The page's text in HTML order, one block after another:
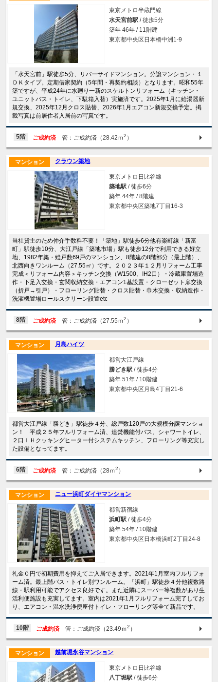
東京メトロ半蔵門線
水天宮前駅 / 徒歩5分
築年 46年 / 11階建
東京都中央区日本橋中洲1-9
「水天宮前」駅徒歩5分、リバーサイドマンション。分譲マンション・１
ＤＫタイプ。定期借家契約（5年間・再契約相談）となります。昭和55年
築ですが、平成24年に水廻り一新のスケルトンリフォーム（キッチン・
ユニットバス・トイレ、下駄箱入替）実施済です。2025年1月に給湯器新
規交換、2025年12月クロス貼替、2026年1月エアコン新規交換予定。掲
載写真は前居住者入居前の写真です。
5階 ご成約済 管：ご成約済（28.42ｍ2 ）
クラウン築地
マンション
東京メトロ日比谷線
築地駅 / 徒歩6分
築年 44年 / 8階建
東京都中央区築地7丁目16-3
当社貸主のため仲介手数料不要！「築地」駅徒歩6分他有楽町線「新富
町」駅徒歩10分、大江戸線「築地市場」駅も徒歩12分で利用できる好立
地、1982年築・総戸数69戸のマンション、8階建の8階部分（最上階）、
北西向きワンルーム（27.55㎡）です。２０２３年１２月リフォーム工事
完成＜リフォーム内容＞キッチン交換（W1500、IH2口）・冷蔵庫置場造
作・下足入交換・玄関収納交換・エアコン1基設置・クローゼット扉交換
（折戸→引戸）・フローリング貼替・クロス貼替・巾木交換・収納造作・
洗濯機置場ロールスクリーン設置etc
8階 ご成約済 管：ご成約済（27.55ｍ2 ）
月島ハイツ
マンション
都営大江戸線
勝どき駅 / 徒歩4分
築年 51年 / 10階建
東京都中央区月島4丁目21-6
都営大江戸線「勝どき」駅徒歩４分、総戸数120戸の大規模分譲マンショ
ン！ 平成２５年フルリフォーム済、追焚機能付バス、シャワートイレ、
２口ＩＨクッキングヒーター付システムキッチン、フローリング等充実し
た設備となってます。
6階 ご成約済 管：ご成約済（28ｍ2 ）
ニュー浜町ダイヤマンション
マンション
都営新宿線
浜町駅 / 徒歩4分
築年 54年 / 10階建
東京都中央区日本橋浜町2丁目24-8
礼金０円で初期費用を抑えてご入居できます。2021年1月室内フルリフォ
ーム済。最上階バス・トイレ別ワンルーム。「浜町」駅徒歩４分他複数路
線・駅利用可能でアクセス良好です。また近隣にスーパー等複数があり生
活利便施設も充実してます。室内は2021年1月フルリフォーム完了してお
り、エアコン・温水洗浄便座付トイレ・フローリング等全て新品です。
10階 ご成約済 管：ご成約済（23.49ｍ2 ）
越前堀永谷マンション
マンション
東京メトロ日比谷線
八丁堀駅 / 徒歩6分